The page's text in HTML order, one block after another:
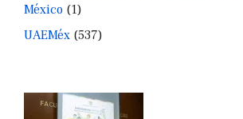
México (1)
UAEMéx (537)